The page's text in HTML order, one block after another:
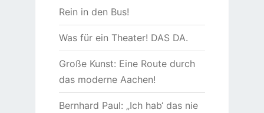
Rein in den Bus!
Was für ein Theater! DAS DA.
Große Kunst: Eine Route durch
das moderne Aachen!
Bernhard Paul: „Ich hab‘ das nie